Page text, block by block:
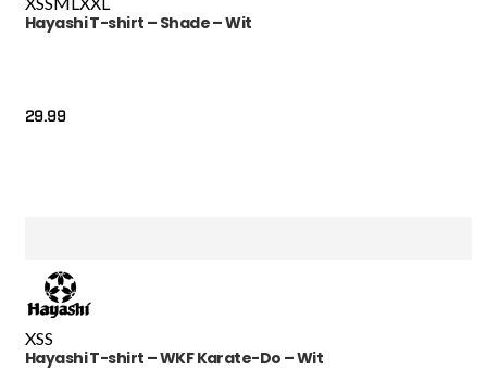
Hayashi T-shirt – Shade – Wit
29.99
XSS
Hayashi T-shirt – WKF Karate-Do – Wit